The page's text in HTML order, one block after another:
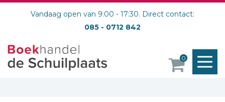
Vandaag open van 9:00 - 17:30. Direct contact:
085 - 0712 842
0